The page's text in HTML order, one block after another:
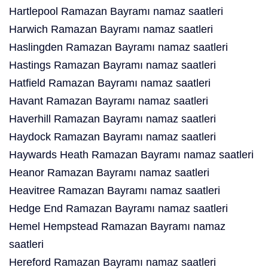
Hartlepool Ramazan Bayramı namaz saatleri
Harwich Ramazan Bayramı namaz saatleri
Haslingden Ramazan Bayramı namaz saatleri
Hastings Ramazan Bayramı namaz saatleri
Hatfield Ramazan Bayramı namaz saatleri
Havant Ramazan Bayramı namaz saatleri
Haverhill Ramazan Bayramı namaz saatleri
Haydock Ramazan Bayramı namaz saatleri
Haywards Heath Ramazan Bayramı namaz saatleri
Heanor Ramazan Bayramı namaz saatleri
Heavitree Ramazan Bayramı namaz saatleri
Hedge End Ramazan Bayramı namaz saatleri
Hemel Hempstead Ramazan Bayramı namaz
saatleri
Hereford Ramazan Bayramı namaz saatleri